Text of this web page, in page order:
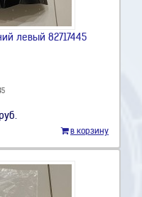
левый 82717445
в корзину